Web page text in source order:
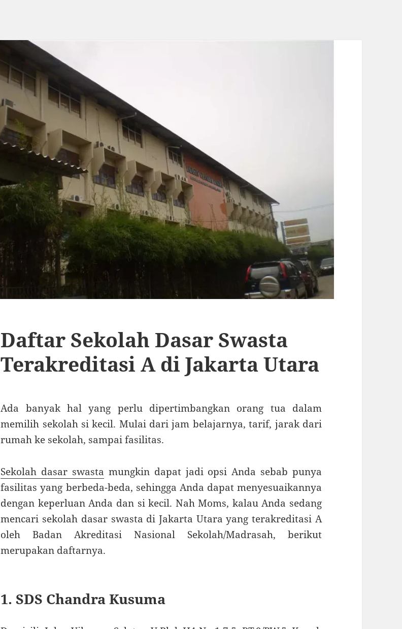
Daftar Sekolah Dasar Swasta
Terakreditasi A di Jakarta Utara
Ada banyak hal yang perlu dipertimbangkan orang tua dalam
memilih sekolah si kecil. Mulai dari jam belajarnya, tarif, jarak dari
rumah ke sekolah, sampai fasilitas.
Sekolah dasar swasta mungkin dapat jadi opsi Anda sebab punya
fasilitas yang berbeda-beda, sehingga Anda dapat menyesuaikannya
dengan keperluan Anda dan si kecil. Nah Moms, kalau Anda sedang
mencari sekolah dasar swasta di Jakarta Utara yang terakreditasi A
oleh Badan Akreditasi Nasional Sekolah/Madrasah, berikut
merupakan daftarnya.
1. SDS Chandra Kusuma